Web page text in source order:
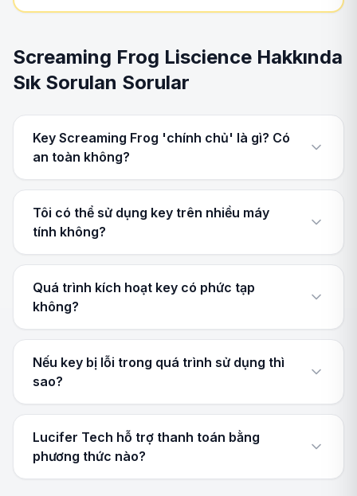
Screaming Frog Liscience Hakkında
Sık Sorulan Sorular
Key Screaming Frog 'chính chủ' là gì? Có
an toàn không?
Tôi có thể sử dụng key trên nhiều máy
tính không?
Quá trình kích hoạt key có phức tạp
không?
Nếu key bị lỗi trong quá trình sử dụng thì
sao?
Lucifer Tech hỗ trợ thanh toán bằng
phương thức nào?